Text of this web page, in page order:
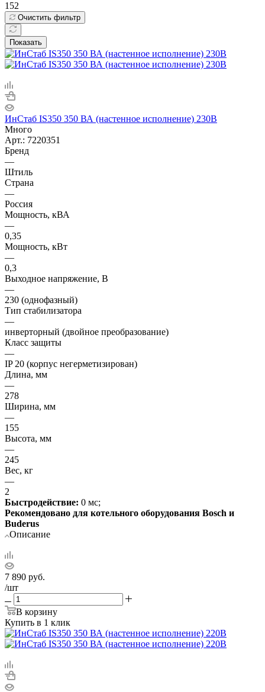
152
Очистить фильтр
Показать
ИнСтаб IS350 350 ВА (настенное исполнение) 230В
Много
Арт.: 7220351
Бренд
—
Штиль
Страна
—
Россия
Мощность, кВА
—
0,35
Мощность, кВт
—
0,3
Выходное напряжение, В
—
230 (однофазный)
Тип стабилизатора
—
инверторный (двойное преобразование)
Класс защиты
—
IP 20 (корпус негерметизирован)
Длина, мм
—
278
Ширина, мм
—
155
Высота, мм
—
245
Вес, кг
—
2
Быстродействие: 0 мс;
Рекомендовано для котельного оборудования Bosch и
Buderus
Описание
7 890 руб.
/шт
В корзину
Купить в 1 клик